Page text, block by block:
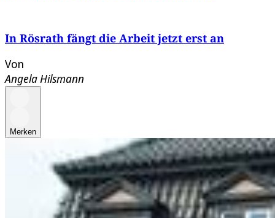
In Rösrath fängt die Arbeit jetzt erst an
Von
Angela Hilsmann
Merken